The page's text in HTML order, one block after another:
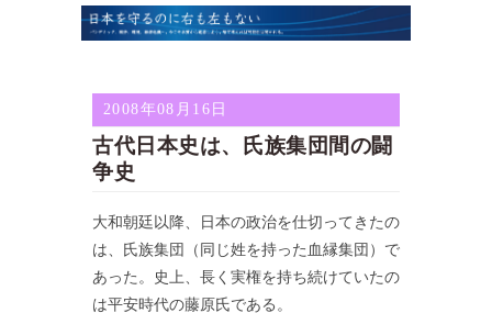
2008年08月16日
古代日本史は、氏族集団間の闘
争史
大和朝廷以降、日本の政治を仕切ってきたの
は、氏族集団（同じ姓を持った血縁集団）で
あった。史上、長く実権を持ち続けていたの
は平安時代の藤原氏である。